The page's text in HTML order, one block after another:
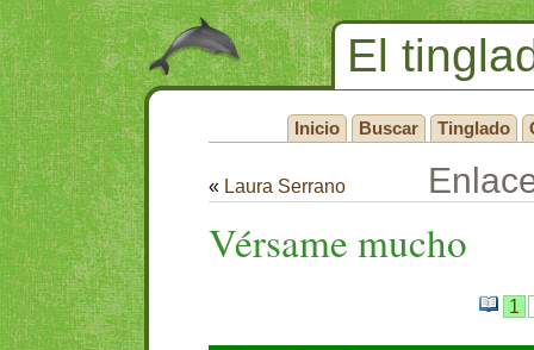
El
Inicio Buscar Tinglado
« Laura Serrano
Vérsame mucho
1